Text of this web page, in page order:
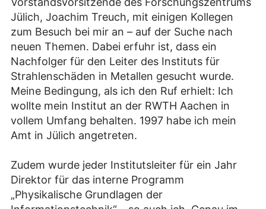
Jülich, Joachim Treuch, mit einigen Kollegen
zum Besuch bei mir an – auf der Suche nach
neuen Themen. Dabei erfuhr ist, dass ein
Nachfolger für den Leiter des Instituts für
Strahlenschäden in Metallen gesucht wurde.
Meine Bedingung, als ich den Ruf erhielt: Ich
wollte mein Institut an der RWTH Aachen in
vollem Umfang behalten. 1997 habe ich mein
Amt in Jülich angetreten.
Zudem wurde jeder Institutsleiter für ein Jahr
Direktor für das interne Programm
„Physikalische Grundlagen der